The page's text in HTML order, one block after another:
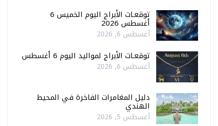
توقعـات الأبراج اليوم الخميس 6
أغسطس 2026
أغسطس 6, 2026
توقعـات الأبراج لمواليد اليوم 6 أغسطس
أغسطس 6, 2026
دليل المغامرات الفاخرة في المحيط
الهندي
أغسطس 5, 2026